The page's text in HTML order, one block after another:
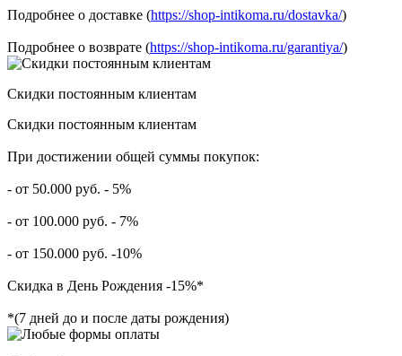
Подробнее о доставке (https://shop-intikoma.ru/dostavka/)
Подробнее о возврате (https://shop-intikoma.ru/garantiya/)
Скидки постоянным клиентам
Скидки постоянным клиентам
При достижении общей суммы покупок:
- от 50.000 руб. - 5%
- от 100.000 руб. - 7%
- от 150.000 руб. -10%
Скидка в День Рождения -15%*
*(7 дней до и после даты рождения)